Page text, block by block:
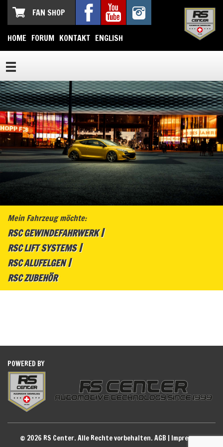
FAN SHOP
HOME FORUM KONTAKT ENGLISH
Mein Fahrzeug möchte:
RSC GEWINDEFAHRWERK
RSC LIFT SYSTEMS
RSC ALUFELGEN
RSC ZUBEHÖR
POWERED BY
© 2026 RS Center. Alle Rechte vorbehalten. AGB | Impressum